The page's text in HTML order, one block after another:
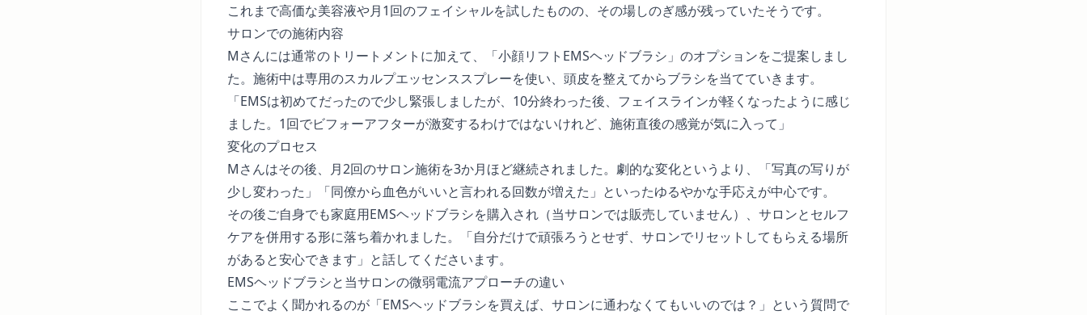
これまで高価な美容液や月1回のフェイシャルを試したものの、その場しのぎ感が残っていたそうです。
サロンでの施術内容
Mさんには通常のトリートメントに加えて、「小顔リフトEMSヘッドブラシ」のオプションをご提案しまし
た。施術中は専用のスカルプエッセンススプレーを使い、頭皮を整えてからブラシを当てていきます。
「EMSは初めてだったので少し緊張しましたが、10分終わった後、フェイスラインが軽くなったように感じ
ました。1回でビフォーアフターが激変するわけではないけれど、施術直後の感覚が気に入って」
変化のプロセス
Mさんはその後、月2回のサロン施術を3か月ほど継続されました。劇的な変化というより、「写真の写りが
少し変わった」「同僚から血色がいいと言われる回数が増えた」といったゆるやかな手応えが中心です。
その後ご自身でも家庭用EMSヘッドブラシを購入され（当サロンでは販売していません）、サロンとセルフ
ケアを併用する形に落ち着かれました。「自分だけで頑張ろうとせず、サロンでリセットしてもらえる場所
があると安心できます」と話してくださいます。
EMSヘッドブラシと当サロンの微弱電流アプローチの違い
ここでよく聞かれるのが「EMSヘッドブラシを買えば、サロンに通わなくてもいいのでは？」という質問で